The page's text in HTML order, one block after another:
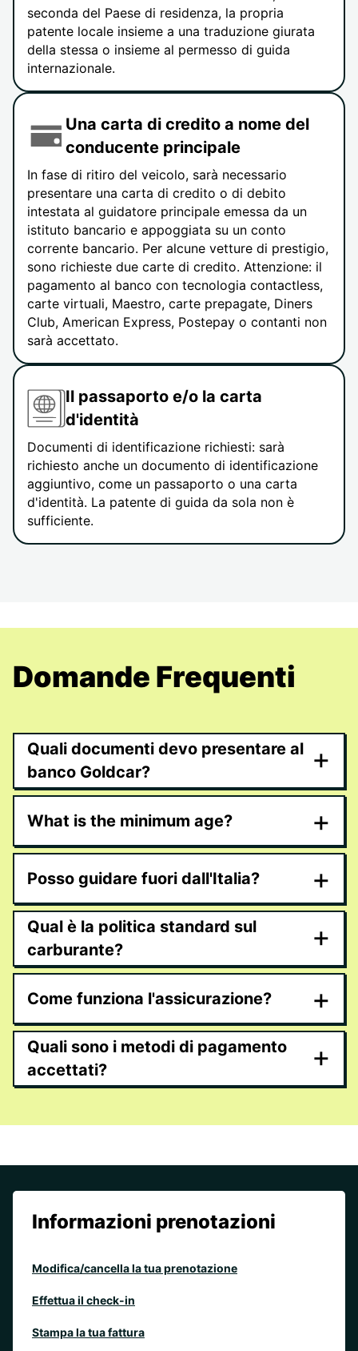
seconda del Paese di residenza, la propria
patente locale insieme a una traduzione giurata
della stessa o insieme al permesso di guida
internazionale.
Una carta di credito a nome del
conducente principale
In fase di ritiro del veicolo, sarà necessario
presentare una carta di credito o di debito
intestata al guidatore principale emessa da un
istituto bancario e appoggiata su un conto
corrente bancario. Per alcune vetture di prestigio,
sono richieste due carte di credito. Attenzione: il
pagamento al banco con tecnologia contactless,
carte virtuali, Maestro, carte prepagate, Diners
Club, American Express, Postepay o contanti non
sarà accettato.
Il passaporto e/o la carta
d'identità
Documenti di identificazione richiesti: sarà
richiesto anche un documento di identificazione
aggiuntivo, come un passaporto o una carta
d'identità. La patente di guida da sola non è
sufficiente.
Domande Frequenti
Quali documenti devo presentare al
banco Goldcar?
+
What is the minimum age? +
Posso guidare fuori dall'Italia? +
Qual è la politica standard sul
carburante?
+
Come funziona l'assicurazione? +
Quali sono i metodi di pagamento
accettati?
+
Informazioni prenotazioni
Modifica/cancella la tua prenotazione
Effettua il check-in
Stampa la tua fattura